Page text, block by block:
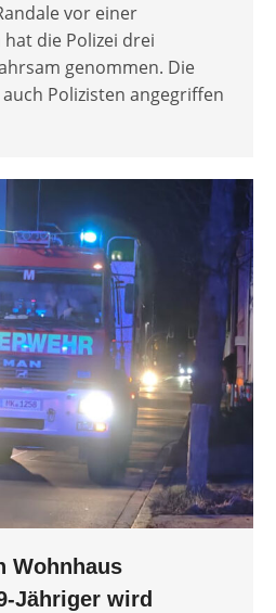
vor einer
die Polizei drei
genommen. Die
Polizisten angegriffen
Wohnhaus
Jähriger wird